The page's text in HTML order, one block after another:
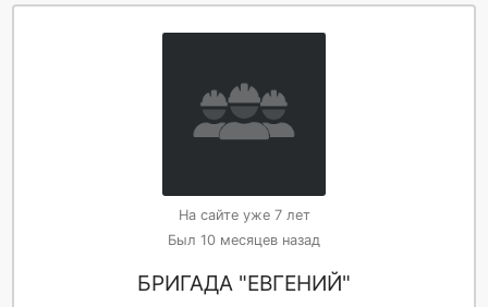
На сайте уже 7 лет
Был 10 месяцев назад
БРИГАДА "ЕВГЕНИЙ"